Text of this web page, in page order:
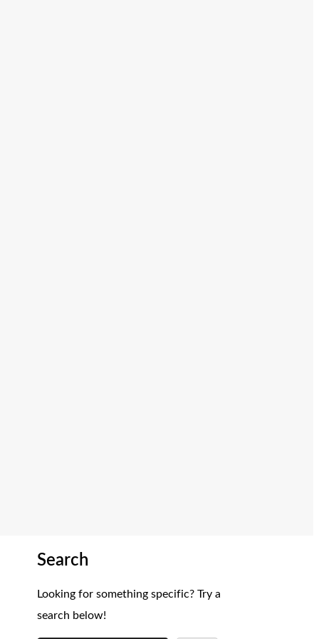
Search
Looking for something specific? Try a
search below!